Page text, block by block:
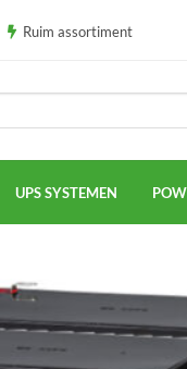
Ruim assortiment
UPS SYSTEMEN